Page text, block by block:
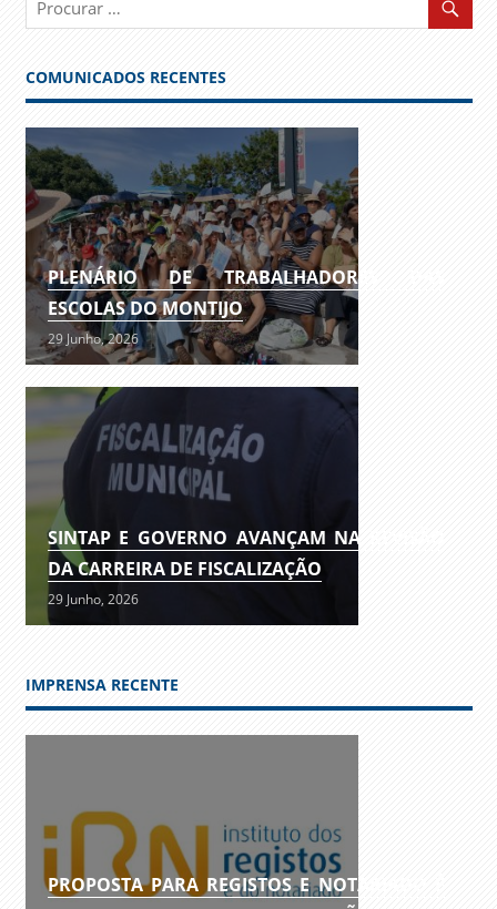
COMUNICADOS RECENTES
PLENÁRIO DE TRABALHADORES DAS
ESCOLAS DO MONTIJO
29 Junho, 2026
SINTAP E GOVERNO AVANÇAM NA REVISÃO
DA CARREIRA DE FISCALIZAÇÃO
29 Junho, 2026
IMPRENSA RECENTE
PROPOSTA PARA REGISTOS E NOTARIADO É